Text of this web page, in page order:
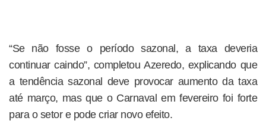
“Se não fosse o período sazonal, a taxa deveria
continuar caindo”, completou Azeredo, explicando que
a tendência sazonal deve provocar aumento da taxa
até março, mas que o Carnaval em fevereiro foi forte
para o setor e pode criar novo efeito.